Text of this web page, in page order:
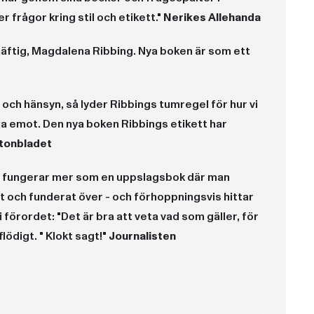
frågor kring stil och etikett." Nerikes Allehanda
Magdalena Ribbing. Nya boken är som ett
hänsyn, så lyder Ribbings tumregel för hur vi
emot. Den nya boken Ribbings etikett har
mer som en uppslagsbok där man
och funderat över - och förhoppningsvis hittar
förordet: "Det är bra att veta vad som gäller, för
" Klokt sagt!" Journalisten